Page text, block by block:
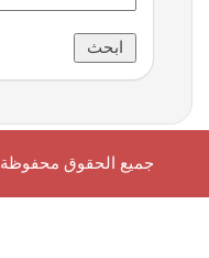
جميع الحقوق محفوظة 2026